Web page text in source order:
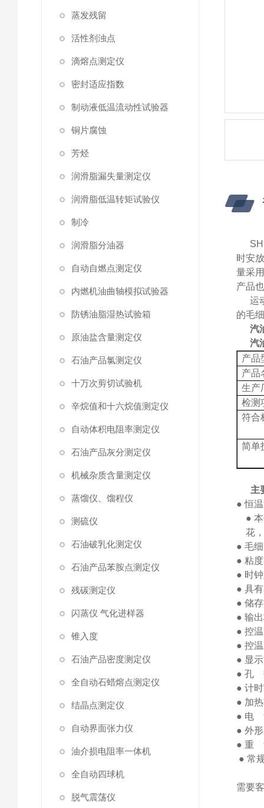
蒸发残留
活性剂浊点
滴熔点测定仪
密封适应指数
制动液低温流动性试验器
铜片腐蚀
芳烃
润滑脂漏失量测定仪
润滑脂低温转矩试验仪
制冷
润滑脂分油器
自动自燃点测定仪
内燃机油曲轴模拟试验器
防锈油脂湿热试验箱
原油盐含量测定仪
石油产品氯测定仪
十万次剪切试验机
辛烷值和十六烷值测定仪
自动体积电阻率测定仪
石油产品灰分测定仪
机械杂质含量测定仪
蒸馏仪、馏程仪
测硫仪
石油破乳化测定仪
石油产品苯胺点测定仪
残碳测定仪
闪蒸仪 气化进样器
锥入度
石油产品密度测定仪
全自动石蜡熔点测定仪
结晶点测定仪
自动界面张力仪
油介损电阻率一体机
全自动四球机
脱气震荡仪
时安
量采
产品
运
的毛
汽
汽
产品
产品
生产
检测
符合
简单
主
● 恒
●
花
● 毛
● 粘
● 时
● 具有
● 储
● 输
● 控
● 控
● 显
● 孔
● 计
● 加
● 电
● 外
● 重
● 常
需要